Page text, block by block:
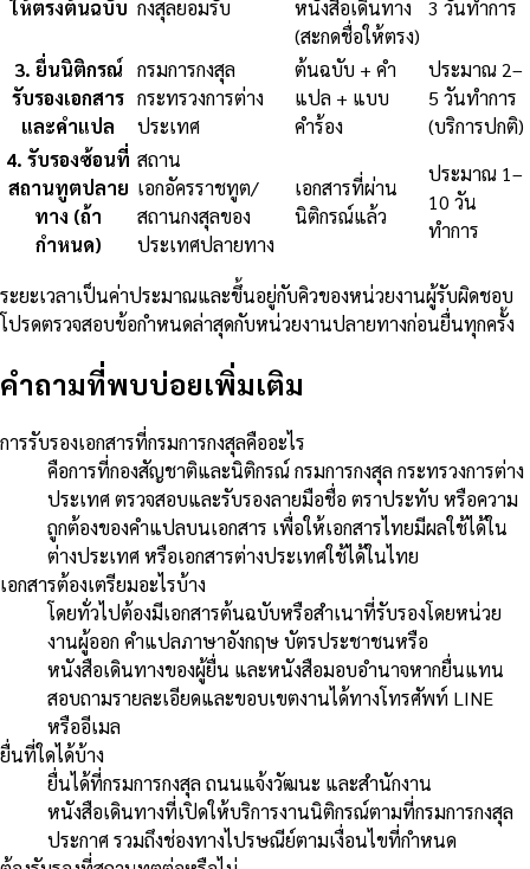
ให้ตรงต้นฉบับ กงสุลยอมรับ
หนังสือเดินทาง
(สะกดชื่อให้ตรง)
3 วันทำการ
3. ยื่นนิติกรณ์
รับรองเอกสาร
และคำแปล
กรมการกงสุล
กระทรวงการต่าง
ประเทศ
ต้นฉบับ + คำ
แปล + แบบ
คำร้อง
ประมาณ 2–
5 วันทำการ
(บริการปกติ)
4. รับรองซ้อนที่
สถานทูตปลาย
ทาง (ถ้า
กำหนด)
สถาน
เอกอัครราชทูต/
สถานกงสุลของ
ประเทศปลายทาง
เอกสารที่ผ่าน
นิติกรณ์แล้ว
ประมาณ 1–
10 วัน
ทำการ
ระยะเวลาเป็นค่าประมาณและขึ้นอยู่กับคิวของหน่วยงานผู้รับผิดชอบ
โปรดตรวจสอบข้อกำหนดล่าสุดกับหน่วยงานปลายทางก่อนยื่นทุกครั้ง
คำถามที่พบบ่อยเพิ่มเติม
การรับรองเอกสารที่กรมการกงสุลคืออะไร
คือการที่กองสัญชาติและนิติกรณ์ กรมการกงสุล กระทรวงการต่าง
ประเทศ ตรวจสอบและรับรองลายมือชื่อ ตราประทับ หรือความ
ถูกต้องของคำแปลบนเอกสาร เพื่อให้เอกสารไทยมีผลใช้ได้ใน
ต่างประเทศ หรือเอกสารต่างประเทศใช้ได้ในไทย
เอกสารต้องเตรียมอะไรบ้าง
โดยทั่วไปต้องมีเอกสารต้นฉบับหรือสำเนาที่รับรองโดยหน่วย
งานผู้ออก คำแปลภาษาอังกฤษ บัตรประชาชนหรือ
หนังสือเดินทางของผู้ยื่น และหนังสือมอบอำนาจหากยื่นแทน
สอบถามรายละเอียดและขอบเขตงานได้ทางโทรศัพท์ LINE
หรืออีเมล
ยื่นที่ใดได้บ้าง
ยื่นได้ที่กรมการกงสุล ถนนแจ้งวัฒนะ และสำนักงาน
หนังสือเดินทางที่เปิดให้บริการงานนิติกรณ์ตามที่กรมการกงสุล
ประกาศ รวมถึงช่องทางไปรษณีย์ตามเงื่อนไขที่กำหนด